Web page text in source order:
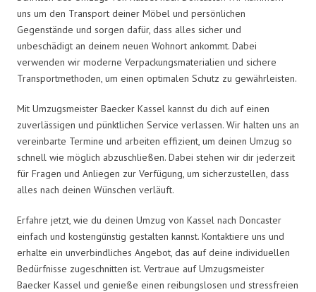
uns um den Transport deiner Möbel und persönlichen
Gegenstände und sorgen dafür, dass alles sicher und
unbeschädigt an deinem neuen Wohnort ankommt. Dabei
verwenden wir moderne Verpackungsmaterialien und sichere
Transportmethoden, um einen optimalen Schutz zu gewährleisten.
Mit Umzugsmeister Baecker Kassel kannst du dich auf einen
zuverlässigen und pünktlichen Service verlassen. Wir halten uns an
vereinbarte Termine und arbeiten effizient, um deinen Umzug so
schnell wie möglich abzuschließen. Dabei stehen wir dir jederzeit
für Fragen und Anliegen zur Verfügung, um sicherzustellen, dass
alles nach deinen Wünschen verläuft.
Erfahre jetzt, wie du deinen Umzug von Kassel nach Doncaster
einfach und kostengünstig gestalten kannst. Kontaktiere uns und
erhalte ein unverbindliches Angebot, das auf deine individuellen
Bedürfnisse zugeschnitten ist. Vertraue auf Umzugsmeister
Baecker Kassel und genieße einen reibungslosen und stressfreien